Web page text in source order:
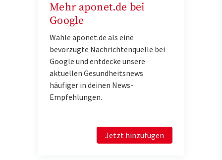
Mehr aponet.de bei
Google
Wähle aponet.de als eine
bevorzugte Nachrichtenquelle bei
Google und entdecke unsere
aktuellen Gesundheitsnews
häufiger in deinen News-
Empfehlungen.
Jetzt hinzufügen